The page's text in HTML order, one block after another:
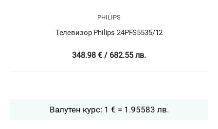
Телевизор Philips
Валутен курс: 1 € = 1.95583 лв.